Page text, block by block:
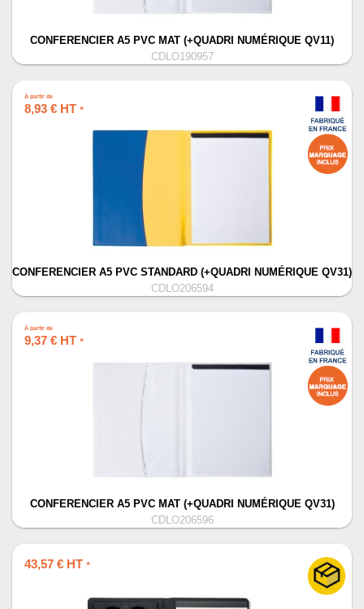
CONFERENCIER A5 PVC MAT (+QUADRI NUMÉRIQUE QV11)
CDLO190957
À partir de
8,93 € HT *
CONFERENCIER A5 PVC STANDARD (+QUADRI NUMÉRIQUE QV31)
CDLO206594
À partir de
9,37 € HT *
CONFERENCIER A5 PVC MAT (+QUADRI NUMÉRIQUE QV31)
CDLO206596
43,57 € HT *